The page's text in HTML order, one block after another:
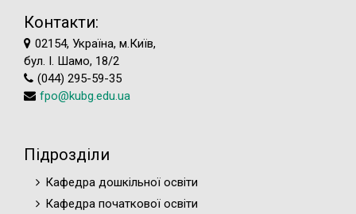
Контакти:
02154, Україна, м.Київ,
бул. І. Шамо, 18/2
(044) 295-59-35
fpo@kubg.edu.ua
Підрозділи
Кафедра дошкільної освіти
Кафедра початкової освіти